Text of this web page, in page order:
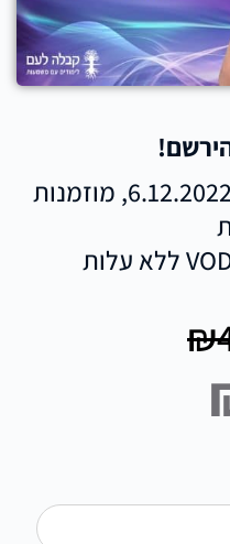
לקראת פתיחת קורס ב-6.12.2022, מוזמנות